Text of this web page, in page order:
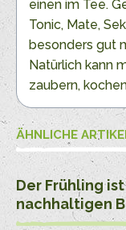
einen im Tee.
Tonic, Mate,
besonders gut
Natürlich kann
zaubern,
ÄHNLICHE
Der Frühling
nachhaltigen